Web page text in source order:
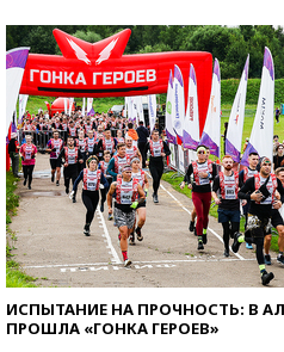
ИСПЫТАНИЕ НА ПРОЧНОСТЬ: В
ПРОШЛА «ГОНКА ГЕРОЕВ»